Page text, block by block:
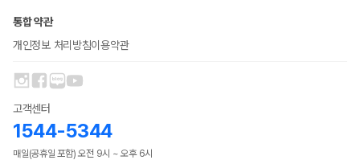
통합 약관
개인정보 처리방침이용약관
고객센터
1544-5344
매일(공휴일 포함) 오전 9시 ~ 오후 6시